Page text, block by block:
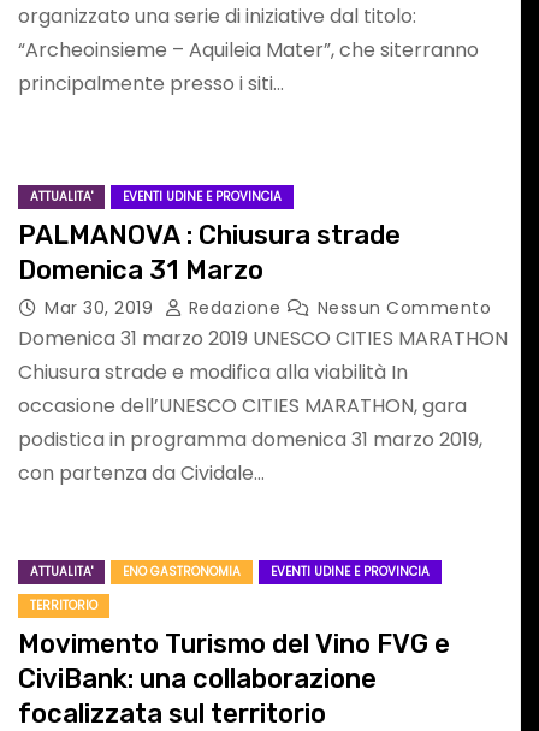
organizzato una serie di iniziative dal titolo:
“Archeoinsieme – Aquileia Mater”, che siterranno
principalmente presso i siti…
ATTUALITA' EVENTI UDINE E PROVINCIA
PALMANOVA : Chiusura strade
Domenica 31 Marzo
Mar 30, 2019 Redazione Nessun Commento
Domenica 31 marzo 2019 UNESCO CITIES MARATHON
Chiusura strade e modifica alla viabilità In
occasione dell’UNESCO CITIES MARATHON, gara
podistica in programma domenica 31 marzo 2019,
con partenza da Cividale…
ATTUALITA' ENO GASTRONOMIA
EVENTI UDINE E PROVINCIA
TERRITORIO
Movimento Turismo del Vino FVG e
CiviBank: una collaborazione
focalizzata sul territorio
Nessun
SPORT FURLAN
PAR FURLAN: ai
Daniele Puntel
Mag 17, 2026 Redazione
Commento